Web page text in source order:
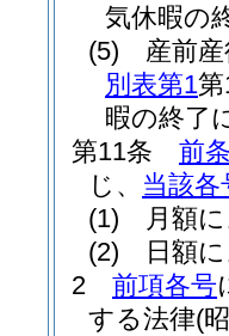
気休暇の
(5)
産前
別表第1
暇の終了
第11条
前
じ、 当該各
(1)
月額
(2)
日額
2
前項各号
する法律(